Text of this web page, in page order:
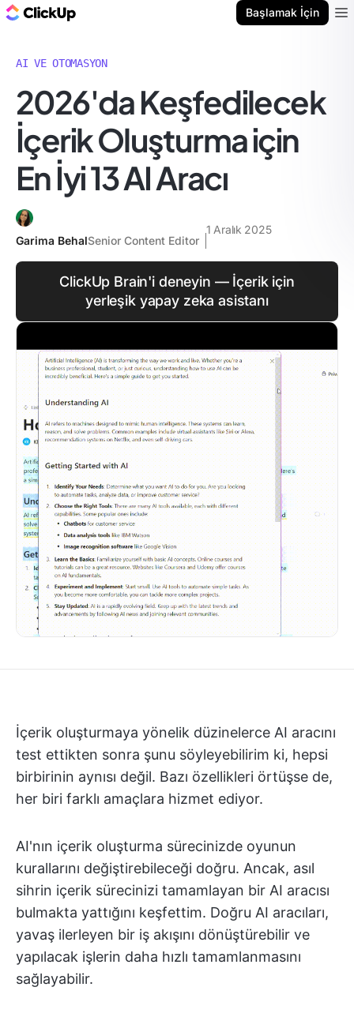
Başlamak İçin
AI VE OTOMASYON
2026'da Keşfedilecek
İçerik Oluşturma için
En İyi 13 AI Aracı
Garima BehalSenior Content Editor
1 Aralık 2025
ClickUp Brain'i deneyin — İçerik için
yerleşik yapay zeka asistanı
İçerik oluşturmaya yönelik düzinelerce AI aracını
test ettikten sonra şunu söyleyebilirim ki, hepsi
birbirinin aynısı değil. Bazı özellikleri örtüşse de,
her biri farklı amaçlara hizmet ediyor.
AI'nın içerik oluşturma sürecinizde oyunun
kurallarını değiştirebileceği doğru. Ancak, asıl
sihrin içerik sürecinizi tamamlayan bir AI aracısı
bulmakta yattığını keşfettim. Doğru AI aracıları,
yavaş ilerleyen bir iş akışını dönüştürebilir ve
yapılacak işlerin daha hızlı tamamlanmasını
sağlayabilir.